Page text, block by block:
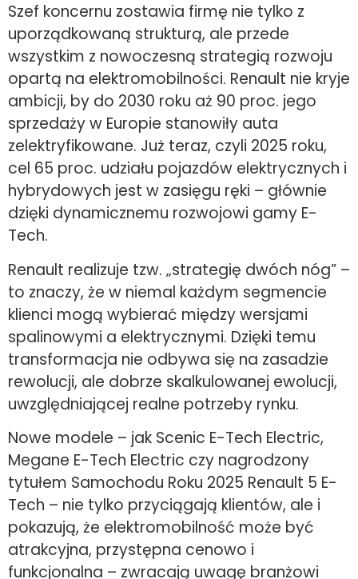
Szef koncernu zostawia firmę nie tylko z
uporządkowaną strukturą, ale przede
wszystkim z nowoczesną strategią rozwoju
opartą na elektromobilności. Renault nie kryje
ambicji, by do 2030 roku aż 90 proc. jego
sprzedaży w Europie stanowiły auta
zelektryfikowane. Już teraz, czyli 2025 roku,
cel 65 proc. udziału pojazdów elektrycznych i
hybrydowych jest w zasięgu ręki – głównie
dzięki dynamicznemu rozwojowi gamy E-
Tech.
Renault realizuje tzw. „strategię dwóch nóg” –
to znaczy, że w niemal każdym segmencie
klienci mogą wybierać między wersjami
spalinowymi a elektrycznymi. Dzięki temu
transformacja nie odbywa się na zasadzie
rewolucji, ale dobrze skalkulowanej ewolucji,
uwzględniającej realne potrzeby rynku.
Nowe modele – jak Scenic E-Tech Electric,
Megane E-Tech Electric czy nagrodzony
tytułem Samochodu Roku 2025 Renault 5 E-
Tech – nie tylko przyciągają klientów, ale i
pokazują, że elektromobilność może być
atrakcyjna, przystępna cenowo i
funkcjonalna – zwracają uwagę branżowi